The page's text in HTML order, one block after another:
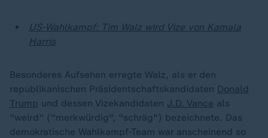
US-Wahlkampf: Tim Walz wird Vize von Kamala
Harris
Besonderes Aufsehen erregte Walz, als er den
republikanischen Präsidentschaftskandidaten Donald
Trump und dessen Vizekandidaten J.D. Vance als
"weird" ("merkwürdig", "schräg") bezeichnete. Das
demokratische Wahlkampf-Team war anscheinend so